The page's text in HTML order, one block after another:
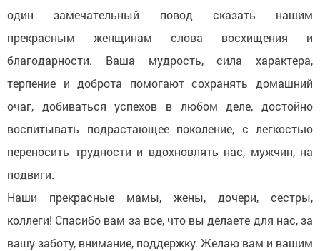
один замечательный повод сказать нашим
прекрасным женщинам слова восхищения и
благодарности. Ваша мудрость, сила характера,
терпение и доброта помогают сохранять домашний
очаг, добиваться успехов в любом деле, достойно
воспитывать подрастающее поколение, с легкостью
переносить трудности и вдохновлять нас, мужчин, на
подвиги.
Наши прекрасные мамы, жены, дочери, сестры,
коллеги! Спасибо вам за все, что вы делаете для нас, за
вашу заботу, внимание, поддержку. Желаю вам и вашим